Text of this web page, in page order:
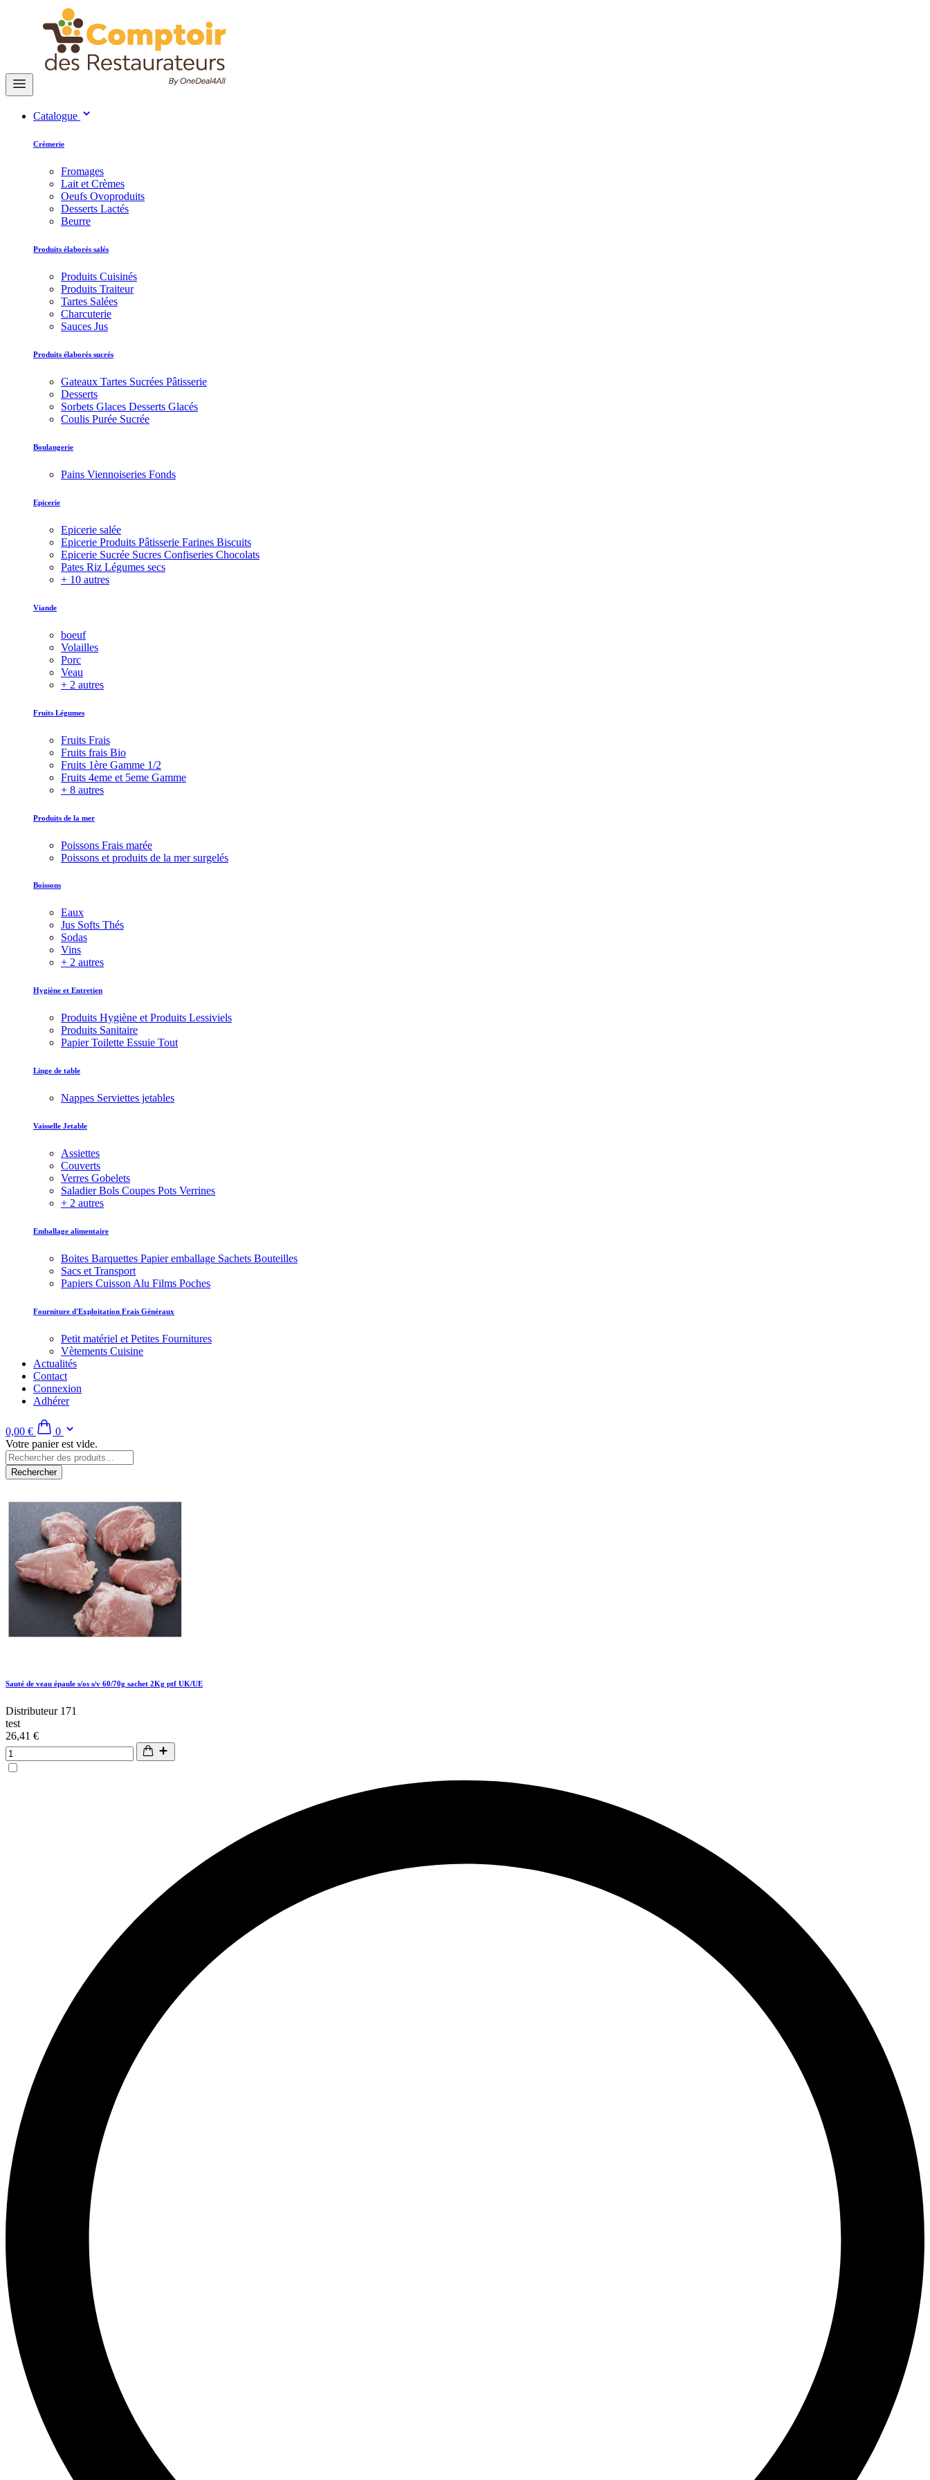
Catalogue
Crèmerie
Fromages
Lait et Crèmes
Oeufs Ovoproduits
Desserts Lactés
Beurre
Produits élaborés salés
Produits Cuisinés
Produits Traiteur
Tartes Salées
Charcuterie
Sauces Jus
Produits élaborés sucrés
Gateaux Tartes Sucrées Pâtisserie
Desserts
Sorbets Glaces Desserts Glacés
Coulis Purée Sucrée
Boulangerie
Pains Viennoiseries Fonds
Epicerie
Epicerie salée
Epicerie Produits Pâtisserie Farines Biscuits
Epicerie Sucrée Sucres Confiseries Chocolats
Pates Riz Légumes secs
+ 10 autres
Viande
boeuf
Volailles
Porc
Veau
+ 2 autres
Fruits Légumes
Fruits Frais
Fruits frais Bio
Fruits 1ère Gamme 1/2
Fruits 4eme et 5eme Gamme
+ 8 autres
Produits de la mer
Poissons Frais marée
Poissons et produits de la mer surgelés
Boissons
Eaux
Jus Softs Thés
Sodas
Vins
+ 2 autres
Hygiène et Entretien
Produits Hygiène et Produits Lessiviels
Produits Sanitaire
Papier Toilette Essuie Tout
Linge de table
Nappes Serviettes jetables
Vaisselle Jetable
Assiettes
Couverts
Verres Gobelets
Saladier Bols Coupes Pots Verrines
+ 2 autres
Emballage alimentaire
Boites Barquettes Papier emballage Sachets Bouteilles
Sacs et Transport
Papiers Cuisson Alu Films Poches
Fourniture d'Exploitation Frais Généraux
Petit matériel et Petites Fournitures
Vètements Cuisine
Actualités
Contact
Connexion
Adhérer
0,00 €
0
Votre panier est vide.
Rechercher
Sauté de veau épaule s/os s/v 60/70g sachet 2Kg ptf UK/UE
Distributeur 171
test
26,41 €